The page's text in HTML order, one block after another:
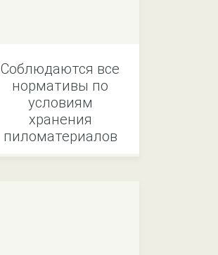
Соблюдаются все
нормативы по
условиям
хранения
пиломатериалов